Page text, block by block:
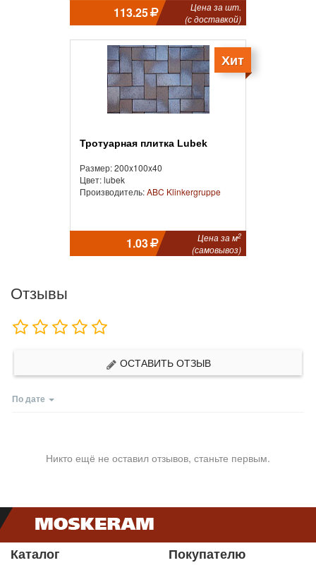
113.25
Цена за шт.
(с доставкой)
Хит
Тротуарная плитка Lubek
Размер: 200x100x40
Цвет: lubek
Производитель:ABC Klinkergruppe
1.03 Цена за м2
(самовывоз)
Отзывы
ОСТАВИТЬ ОТЗЫВ
По дате
Никто ещё не оставил отзывов, станьте первым.
Каталог Покупателю